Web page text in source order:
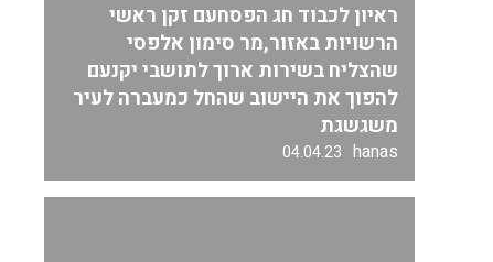
ראיון לכבוד חג הפסחעם זקן ראשי
הרשויות באזור,מר סימון אלפסי
שהצליח בשירות ארוך לתושבי יקנעם
להפוך את היישוב שהחל כמעברה לעיר
משגשגת
hanas
04.04.23